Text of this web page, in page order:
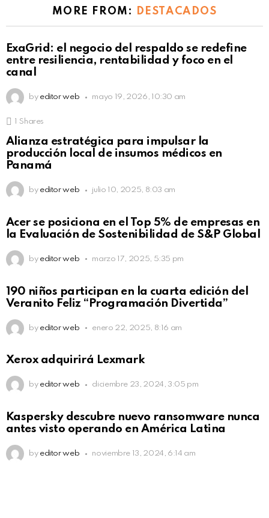
MORE FROM: DESTACADOS
ExaGrid: el negocio del respaldo se redefine
entre resiliencia, rentabilidad y foco en el
canal
by editor web mayo 19, 2026, 10:30 am
Shares
Alianza estratégica para impulsar la
producción local de insumos médicos en
Panamá
by editor web julio 10, 2025, 8:03 am
Acer se posiciona en el Top 5% de empresas en
la Evaluación de Sostenibilidad de S&P Global
by editor web marzo 17, 2025, 5:35 pm
190 niños participan en la cuarta edición del
Veranito Feliz “Programación Divertida”
by editor web enero 22, 2025, 8:16 am
Xerox adquirirá Lexmark
by editor web diciembre 23, 2024, 3:05 pm
Kaspersky descubre nuevo ransomware nunca
antes visto operando en América Latina
by editor web noviembre 13, 2024, 6:14 am